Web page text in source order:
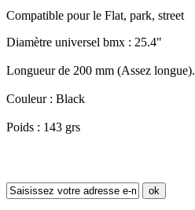
Compatible pour le Flat, park, street
Diamètre universel bmx : 25.4"
Longueur de 200 mm (Assez longue).
Couleur : Black
Poids : 143 grs
ok